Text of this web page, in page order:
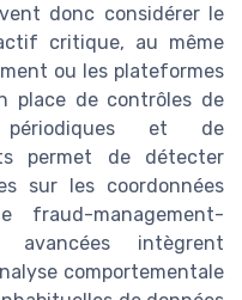
donc considérer le
critique, au même
ou les plateformes
place de contrôles de
et de
permet de détecter
sur les coordonnées
fraud-management-
intègrent
comportementale